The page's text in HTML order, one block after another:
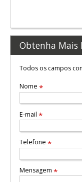
Obtenha Mais
Todos os campos
Nome *
E-mail *
Telefone *
Mensagem *